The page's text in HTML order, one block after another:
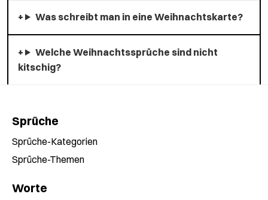
Was schreibt man in eine Weihnachtskarte?
Welche Weihnachtssprüche sind nicht
kitschig?
Sprüche
Sprüche-Kategorien
Sprüche-Themen
Worte